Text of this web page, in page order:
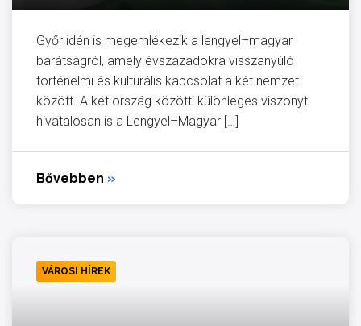
Győr idén is megemlékezik a lengyel–magyar
barátságról, amely évszázadokra visszanyúló
történelmi és kulturális kapcsolat a két nemzet
között. A két ország közötti különleges viszonyt
hivatalosan is a Lengyel–Magyar […]
Bővebben »
VÁROSI HÍREK